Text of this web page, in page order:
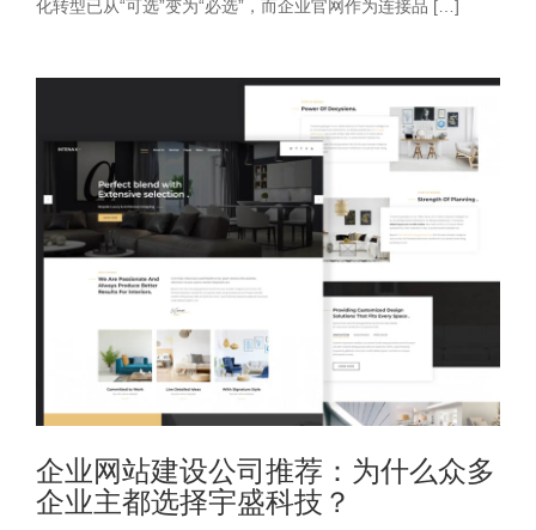
化转型已从“可选”变为“必选”，而企业官网作为连接品 […]
企业网站建设公司推荐：为什么众多
企业主都选择宇盛科技？